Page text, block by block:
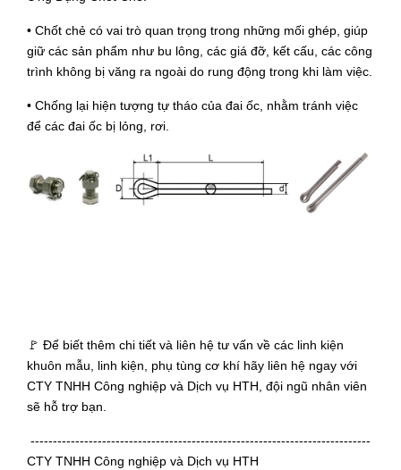
• Chốt chẻ có vai trò quan trọng trong những mối ghép, giúp
giữ các sản phẩm như bu lông, các giá đỡ, kết cấu, các công
trình không bị văng ra ngoài do rung động trong khi làm việc.
• Chống lại hiện tượng tự tháo của đai ốc, nhằm tránh việc
để các đai ốc bị lỏng, rơi.
🚩 Để biết thêm chi tiết và liên hệ tư vấn về các linh kiện
khuôn mẫu, linh kiện, phụ tùng cơ khí hãy liên hệ ngay với
CTY TNHH Công nghiệp và Dịch vụ HTH, đội ngũ nhân viên
sẽ hỗ trợ bạn.
----------------------------------------------------------------------------
CTY TNHH Công nghiệp và Dịch vụ HTH